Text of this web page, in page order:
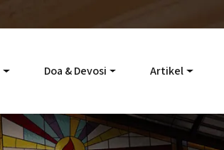
Doa & Devosi Artikel